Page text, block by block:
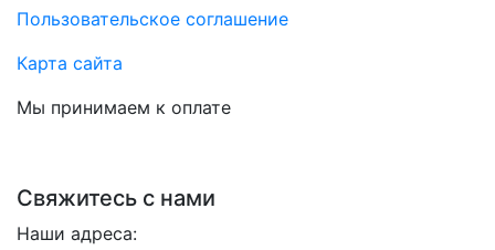
Пользовательское соглашение
Карта сайта
Мы принимаем к оплате
Свяжитесь с нами
Наши адреса: